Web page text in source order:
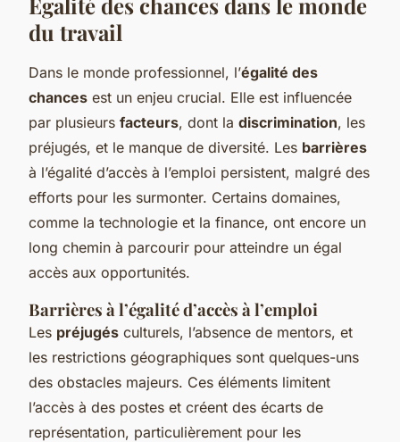
du travail
Dans le monde professionnel, l’égalité des
chances est un enjeu crucial. Elle est influencée
par plusieurs facteurs, dont la discrimination, les
préjugés, et le manque de diversité. Les barrières
à l’égalité d’accès à l’emploi persistent, malgré des
efforts pour les surmonter. Certains domaines,
comme la technologie et la finance, ont encore un
long chemin à parcourir pour atteindre un égal
accès aux opportunités.
Barrières à l’égalité d’accès à l’emploi
Les préjugés culturels, l’absence de mentors, et
les restrictions géographiques sont quelques-uns
des obstacles majeurs. Ces éléments limitent
l’accès à des postes et créent des écarts de
représentation, particulièrement pour les